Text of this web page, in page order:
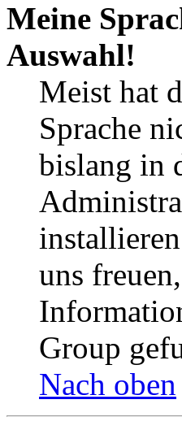
Meine
Auswahl!
Meist hat
Sprache
bislang in
uns
Group
Nach oben